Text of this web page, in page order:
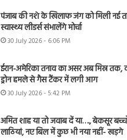
पंजाब की नशे के खिलाफ जंग को मिली नई
स्वास्थ्य लीडर्स संभालेंगे मोर्चा
30 July 2026 - 6:06 PM
ईरान-अमेरिका तनाव का असर अब मिस्र तक,
ड्रोन हमले से गैस टैंकर में लगी आग
30 July 2026 - 5:42 PM
अमित शाह या तो जवाब दें या…., बेकसूर
लाठियां, नए बिल में कुछ भी नया नहीं- खड़गे